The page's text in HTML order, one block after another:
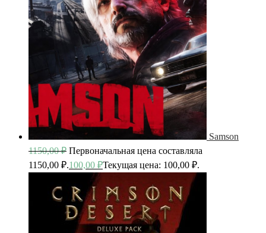
Samson
1150,00₽ Первоначальная цена составляла
1150,00 ₽.100,00 ₽Текущая цена: 100,00 ₽.